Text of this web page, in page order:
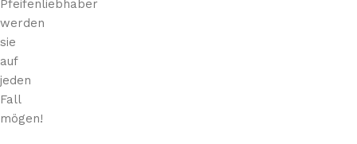
Pfeifenliebhaber
werden
sie
auf
jeden
Fall
mögen!